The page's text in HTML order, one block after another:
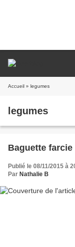
Accueil » legumes
legumes
Baguette
Publié le 08/11/2015 à
Par Nathalie B